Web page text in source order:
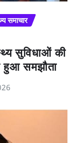
समाचार
सुविधाओं की
हुआ समझौता